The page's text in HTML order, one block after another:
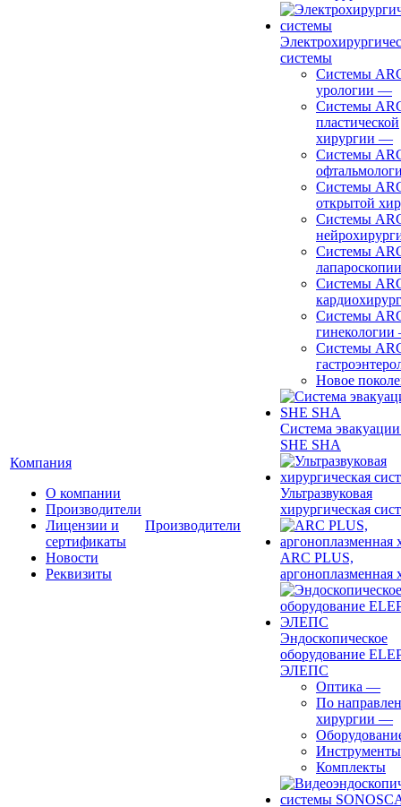
Компания
О компании
Производители
Лицензии и
сертификаты
Новости
Реквизиты
Производители
системы
Системы
урологии —
Системы
пластической
хирургии —
Системы
Системы
открытой
Системы
Системы
лапароскопии
Системы
Системы
гинекологии
Системы
Новое
Система
SHE SHA
Ультразвуковая
хирургическая
ARC PLUS,
аргоноплазменная
Эндоскопическое
оборудование
ЭЛЕПС
Оптика —
По
хирургии —
Инструменты
Комплекты